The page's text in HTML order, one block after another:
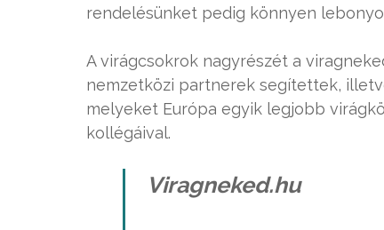
rendelésünket pedig könnyen
A virágcsokrok nagyrészét a
nemzetközi partnerek segítettek,
melyeket Európa egyik legjobb
kollégáival.
Viragneked.hu